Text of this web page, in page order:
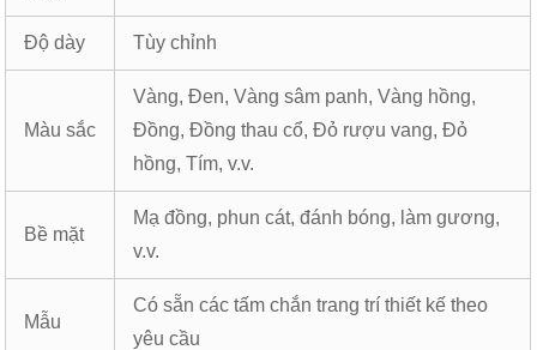
Độ dày Tùy chỉnh
Màu sắc
Vàng, Đen, Vàng sâm panh, Vàng hồng,
Đồng, Đồng thau cổ, Đỏ rượu vang, Đỏ
hồng, Tím, v.v.
Bề mặt
Mạ đồng, phun cát, đánh bóng, làm gương,
v.v.
Mẫu
Có sẵn các tấm chắn trang trí thiết kế theo
yêu cầu